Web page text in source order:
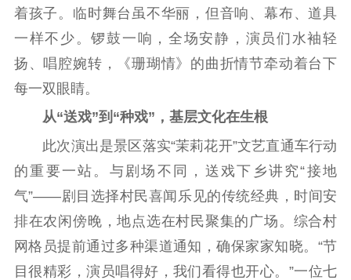
先进典型
社会宣传
思想政治教育
用
新闻出版
精品出版 全民阅读
出版监管
扫黄打非
电影工作
着孩子。临时舞台虽不华丽，但音响、幕布、道具
一样不少。锣鼓一响，全场安静，演员们水袖轻
扬、唱腔婉转，《珊瑚情》的曲折情节牵动着台下
每一双眼睛。
从“送戏”到“种戏”，基层文化在生根
此次演出是景区落实“茉莉花开”文艺直通车行动
的重要一站。与剧场不同，送戏下乡讲究“接地
气”——剧目选择村民喜闻乐见的传统经典，时间安
排在农闲傍晚，地点选在村民聚集的广场。综合村
网格员提前通过多种渠道通知，确保家家知晓。“节
目很精彩，演员唱得好，我们看得也开心。”一位七